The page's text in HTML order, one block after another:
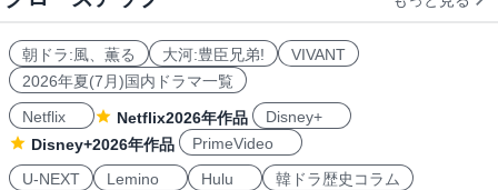
朝ドラ:風、薫る 大河:豊臣兄弟!
VIVANT
2026年夏(7月)国内ドラマ一覧
Netflix
Netflix2026年作品
Disney+
Disney+2026年作品
PrimeVideo
U-NEXT
Lemino Hulu
韓ドラ歴史コラム